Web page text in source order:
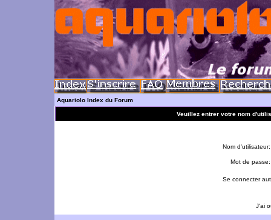
Aquariolo Index du Forum
Veuillez entrer votre nom
Nom d'utilisateur:
Mot de passe:
Se connecter
J'ai